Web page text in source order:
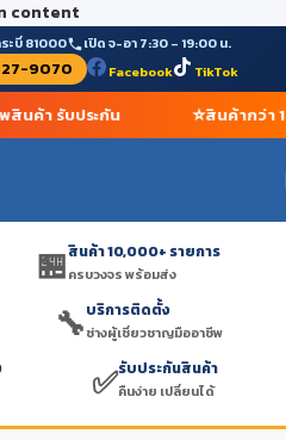
content
ะบี่ 81000 เปิด จ-อา 7:30 – 19:00 น.
9070 Facebook TikTok
าท 💰ราคาถูกกว่าห้างสรรพสิ
🏪สินค้า 10,000+ รายการ
ครบวงจร พร้อมส่ง
🔧บริการติดตั้ง
ช่างผู้เชี่ยวชาญมืออาชีพ
✅รับประกันสินค้า
คืนง่าย เปลี่ยนได้